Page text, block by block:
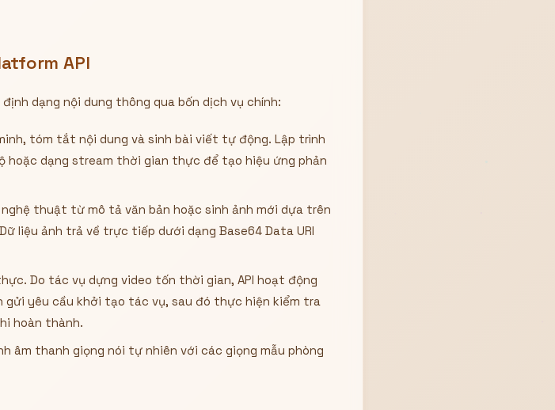
API
dạng nội dung thông qua bốn dịch vụ chính:
tóm tắt nội dung và sinh bài viết tự động. Lập trình
hoặc dạng stream thời gian thực để tạo hiệu ứng phản
nghệ thuật từ mô tả văn bản hoặc sinh ảnh mới dựa trên
liệu ảnh trả về trực tiếp dưới dạng Base64 Data URI
Do tác vụ dựng video tốn thời gian, API hoạt động
gửi yêu cầu khởi tạo tác vụ, sau đó thực hiện kiểm tra
hoàn thành.
âm thanh giọng nói tự nhiên với các giọng mẫu phòng